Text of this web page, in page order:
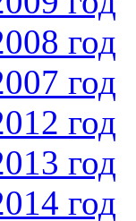
год
год
год
год
год